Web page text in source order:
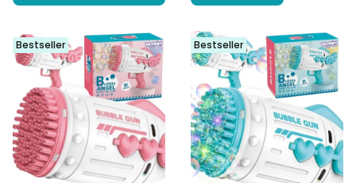
Bestseller Bestseller